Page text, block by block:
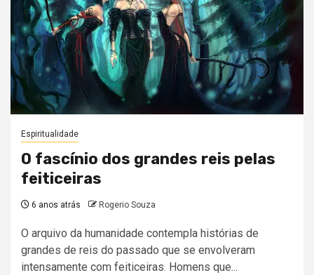
Espiritualidade
O fascínio dos grandes reis pelas
feiticeiras
6 anos atrás Rogerio Souza
O arquivo da humanidade contempla histórias de
grandes de reis do passado que se envolveram
intensamente com feiticeiras. Homens que...